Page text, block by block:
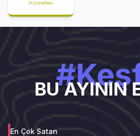
Hizmetleri
BU AYININ
En Çok Satan